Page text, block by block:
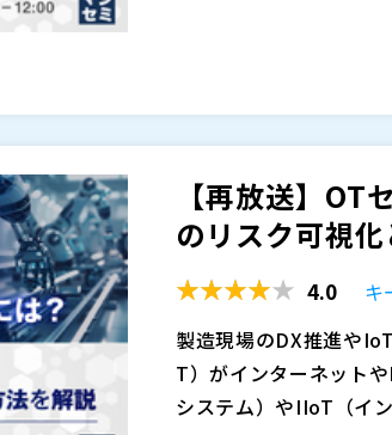
省配線・分散配置を
「EtherCAT対応
精度なI/O同期を実現
きるEtherCATリモー
DC同期の基本と実装
剰設計を避けてコス
・高精度制御が必要だ
や同期精度に不安があ
株式会社コンテック（）
株式会社オープンソー
マジセミ株式会社（）
で「全体像が見えない
ます。そうした可視
している状況の方も多
され、ネットワーク全
いことが不安につな
ず、被害が拡大する恐
みづくりが求められて
OTネットワークでは
されているネットワ
の方を対象に開催しま
ght Technologiesの連
わかっているが、まず
環境を守りたい方は、
キーサイト・テクノロ
SCSK株式会社（）
株式会社オープンソー
マジセミ株式会社（）
※共催、協賛、協力、
【再放送】
のリスク可視
4.0
キ
製造現場のDX推進や
T）がインターネット
システム）やIIoT（イ